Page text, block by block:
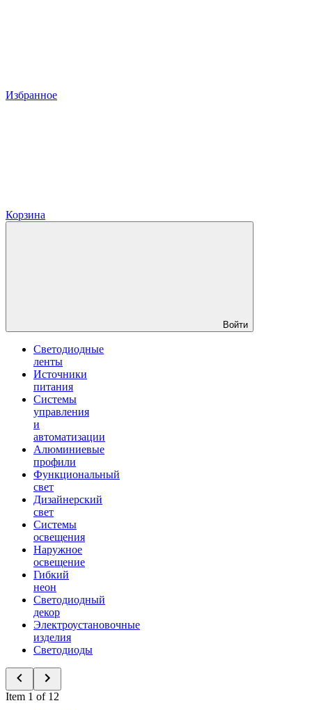
Избранное
Корзина
Войти
Светодиодные
ленты
Источники
питания
Системы
управления
и
автоматизации
Алюминиевые
профили
Функциональный
свет
Дизайнерский
свет
Системы
освещения
Наружное
освещение
Гибкий
неон
Светодиодный
декор
Электроустановочные
изделия
Светодиоды
Item 1 of 12